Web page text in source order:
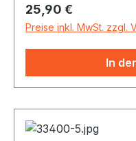
Regulärer Preis:
25,90 €
Preise inkl. MwSt. zzgl.
In